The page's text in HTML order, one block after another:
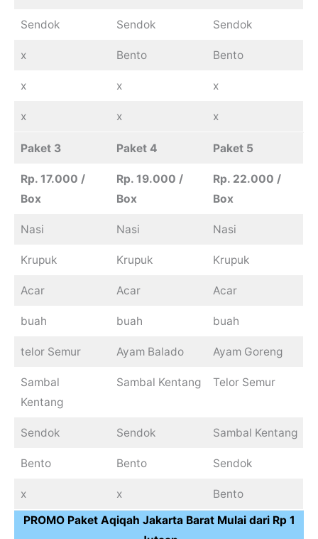
Sendok Sendok Sendok
x Bento Bento
x x x
x x x
Paket 3 Paket 4 Paket 5
Rp. 17.000 /
Box
Rp. 19.000 /
Box
Rp. 22.000 /
Box
Nasi Nasi Nasi
Krupuk Krupuk Krupuk
Acar Acar Acar
buah buah buah
telor Semur Ayam Balado Ayam Goreng
Sambal
Kentang
Sambal Kentang Telor Semur
Sendok Sendok Sambal Kentang
Bento Bento Sendok
x x
Bento
PROMO Paket Aqiqah Jakarta Barat Mulai dari Rp 1